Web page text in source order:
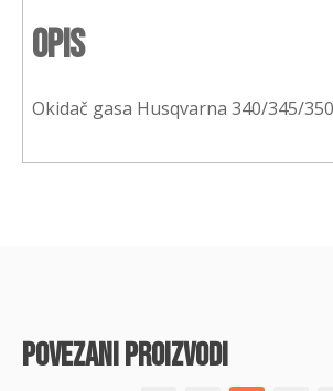
Opis
Okidač gasa Husqvarna 340/345/
povezani proizvodi